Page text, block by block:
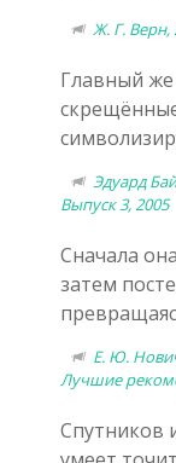
Ж. Г. Верн,
Главный же
Эдуард
Выпуск 3, 2005
Сначала
затем
Е. Ю.
Лучшие
Спутников